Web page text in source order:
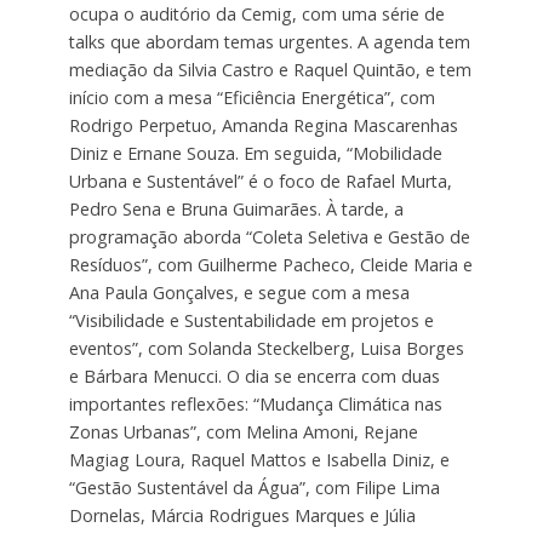
ocupa o auditório da Cemig, com uma série de
talks que abordam temas urgentes. A agenda tem
mediação da Silvia Castro e Raquel Quintão, e tem
início com a mesa “Eficiência Energética”, com
Rodrigo Perpetuo, Amanda Regina Mascarenhas
Diniz e Ernane Souza. Em seguida, “Mobilidade
Urbana e Sustentável” é o foco de Rafael Murta,
Pedro Sena e Bruna Guimarães. À tarde, a
programação aborda “Coleta Seletiva e Gestão de
Resíduos”, com Guilherme Pacheco, Cleide Maria e
Ana Paula Gonçalves, e segue com a mesa
“Visibilidade e Sustentabilidade em projetos e
eventos”, com Solanda Steckelberg, Luisa Borges
e Bárbara Menucci. O dia se encerra com duas
importantes reflexões: “Mudança Climática nas
Zonas Urbanas”, com Melina Amoni, Rejane
Magiag Loura, Raquel Mattos e Isabella Diniz, e
“Gestão Sustentável da Água”, com Filipe Lima
Dornelas, Márcia Rodrigues Marques e Júlia